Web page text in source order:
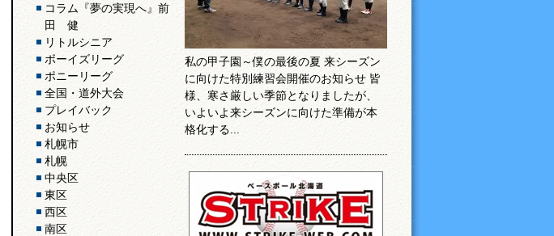
コラム『夢の実現へ』前
田 健
リトルシニア
ボーイズリーグ
ポニーリーグ
全国・道外大会
プレイバック
お知らせ
札幌市
札幌
中央区
東区
西区
南区
私の甲子園～僕の最後の夏 来シーズン
に向けた特別練習会開催のお知らせ 皆
様、寒さ厳しい季節となりましたが、
いよいよ来シーズンに向けた準備が本
格化する...